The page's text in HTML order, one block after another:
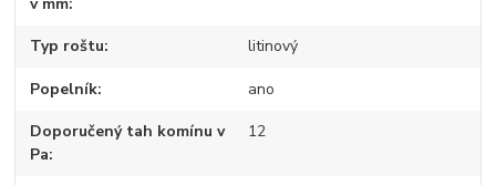
Typ roštu litinový
Popelník ano
Doporučený tah komínu v
Pa
12